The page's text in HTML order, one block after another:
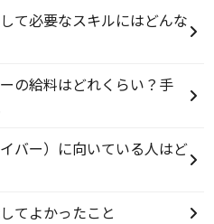
て必要なスキルにはどんな
の給料はどれくらい？手
バー）に向いている人はど
てよかったこと